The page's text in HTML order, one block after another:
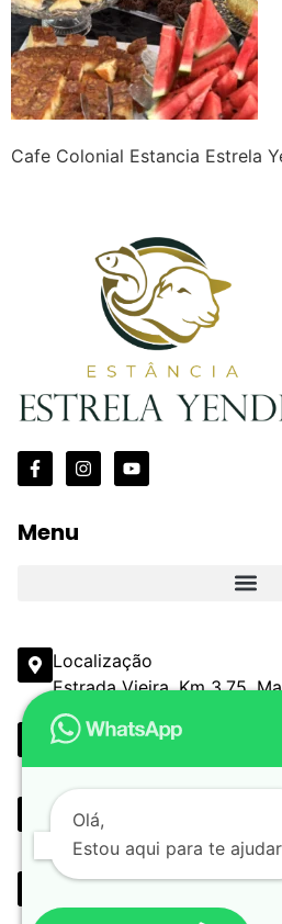
Cafe Colonial Estancia Estrela
Menu
Localização
Estrada Vieira, Km 3,75,
Email
Telefone
(44) 3090-6513 (44) 3232-
Whatsapp
(44) 9 9898-0330 (44) 9
Olá,
Estou aqui para te